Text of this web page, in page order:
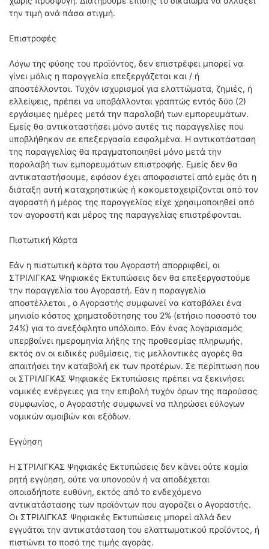
την τιμή ανά πάσα στιγμή.
Επιστροφές
Λόγω της φύσης του προϊόντος, δεν επιστρέφει μπορεί να
γίνει μόλις η παραγγελία επεξεργάζεται και / ή
αποστέλλονται. Τυχόν ισχυρισμοί για ελαττώματα, ζημιές, ή
ελλείψεις, πρέπει να υποβάλλονται γραπτώς εντός δύο (2)
εργάσιμες ημέρες μετά την παραλαβή των εμπορευμάτων.
Εμείς θα αντικαταστήσει μόνο αυτές τις παραγγελίες που
υποβλήθηκαν σε επεξεργασία εσφαλμένα. Η αντικατάσταση
της παραγγελίας θα πραγματοποιηθεί μόνο μετά την
παραλαβή των εμπορευμάτων επιστροφής. Εμείς δεν θα
αντικαταστήσουμε, εφόσον έχει αποφασιστεί από εμάς ότι η
διάταξη αυτή καταχρηστικώς ή κακομεταχειρίζονται από τον
αγοραστή ή μέρος της παραγγελίας είχε χρησιμοποιηθεί από
τον αγοραστή και μέρος της παραγγελίας επιστρέφονται.
Πιστωτική Κάρτα
Εάν η πιστωτική κάρτα του Αγοραστή απορριφθεί, οι
ΣΤΡΙΛΙΓΚΑΣ Ψηφιακές Εκτυπώσεις δεν θα επεξεργαστούμε
την παραγγελία του Αγοραστή. Εάν η παραγγελία
αποστέλλεται , ο Αγοραστής συμφωνεί να καταβάλει ένα
μηνιαίο κόστος χρηματοδότησης του 2% (ετήσιο ποσοστό του
24%) για το ανεξόφλητο υπόλοιπο. Εάν ένας λογαριασμός
υπερβαίνει ημερομηνία λήξης της προθεσμίας πληρωμής,
εκτός αν οι ειδικές ρυθμίσεις, τις μελλοντικές αγορές θα
απαιτήσει την καταβολή εκ των προτέρων. Σε περίπτωση που
οι ΣΤΡΙΛΙΓΚΑΣ Ψηφιακές Εκτυπώσεις πρέπει να ξεκινήσει
νομικές ενέργειες για την επιβολή τυχόν όρων της παρούσας
συμφωνίας, ο Αγοραστής συμφωνεί να πληρώσει εύλογων
νομικών αμοιβών και εξόδων.
Εγγύηση
Η ΣΤΡΙΛΙΓΚΑΣ Ψηφιακές Εκτυπώσεις δεν κάνει ούτε καμία
ρητή εγγύηση, ούτε να υπονοούν ή να αποδέχεται
οποιαδήποτε ευθύνη, εκτός από το ενδεχόμενο
αντικατάστασης των προϊόντων που αγοράζει ο Αγοραστής.
Οι ΣΤΡΙΛΙΓΚΑΣ Ψηφιακές Εκτυπώσεις μπορεί αλλά δεν
εγγυάται την αντικατάσταση του ελαττωματικού προϊόντος, ή
πιστώνει το ποσό της τιμής αγοράς.